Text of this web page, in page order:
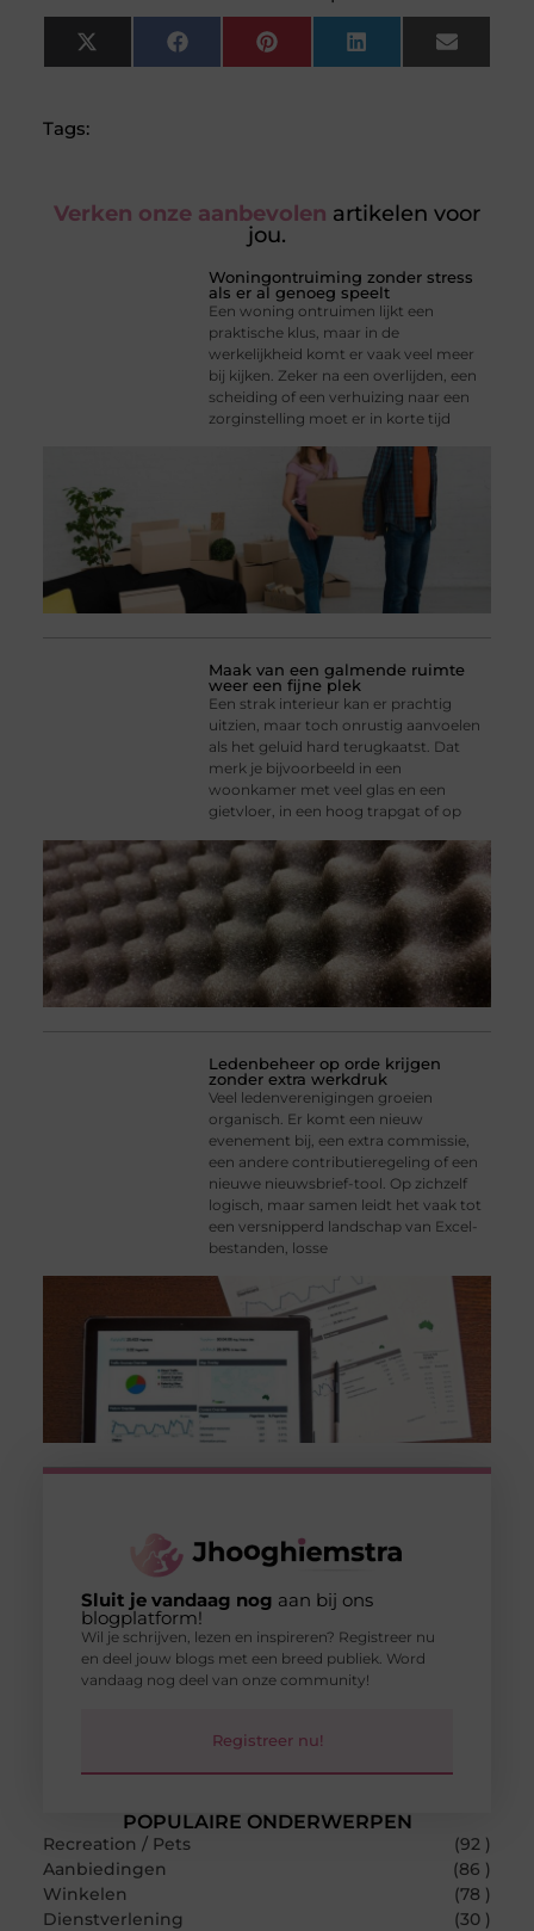
X
(Twitter)
FacebookPinterest LinkedIn Email
Tags:
Verken onze aanbevolen artikelen voor
jou.
Woningontruiming zonder stress
als er al genoeg speelt
Een woning ontruimen lijkt een
praktische klus, maar in de
werkelijkheid komt er vaak veel meer
bij kijken. Zeker na een overlijden, een
scheiding of een verhuizing naar een
zorginstelling moet er in korte tijd
Maak van een galmende ruimte
weer een fijne plek
Een strak interieur kan er prachtig
uitzien, maar toch onrustig aanvoelen
als het geluid hard terugkaatst. Dat
merk je bijvoorbeeld in een
woonkamer met veel glas en een
gietvloer, in een hoog trapgat of op
Ledenbeheer op orde krijgen
zonder extra werkdruk
Veel ledenverenigingen groeien
organisch. Er komt een nieuw
evenement bij, een extra commissie,
een andere contributieregeling of een
nieuwe nieuwsbrief-tool. Op zichzelf
logisch, maar samen leidt het vaak tot
een versnipperd landschap van Excel-
bestanden, losse
POPULAIRE ONDERWERPEN
Recreation / Pets
(92 )
Aanbiedingen
(86 )
Winkelen
(78 )
Dienstverlening
(30 )
Sluit je vandaag nog aan bij ons
blogplatform!
Wil je schrijven, lezen en inspireren? Registreer nu
en deel jouw blogs met een breed publiek. Word
vandaag nog deel van onze community!
Registreer nu!